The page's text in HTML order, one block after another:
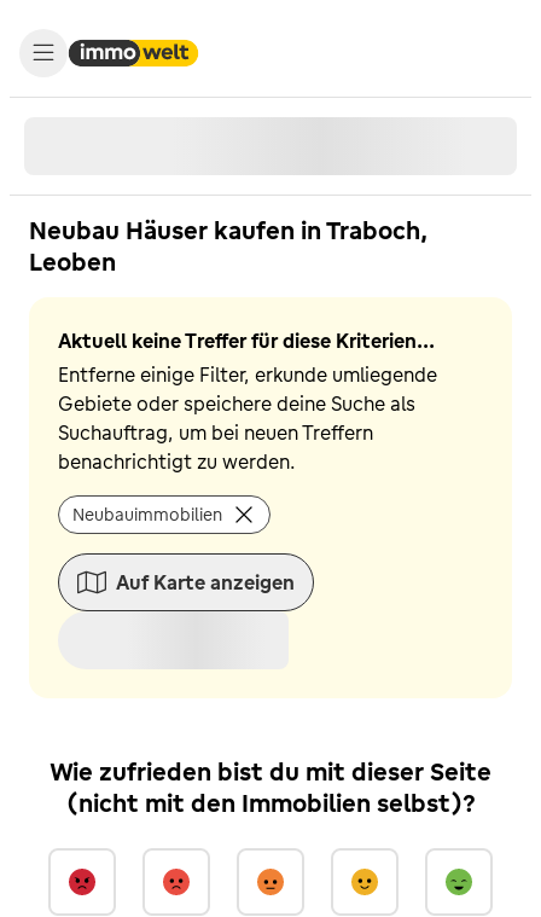
Neubau Häuser kaufen in Traboch,
Leoben
Aktuell keine Treffer für diese Kriterien...
Entferne einige Filter, erkunde umliegende
Gebiete oder speichere deine Suche als
Suchauftrag, um bei neuen Treffern
benachrichtigt zu werden.
Neubauimmobilien
Auf Karte anzeigen
Wie zufrieden bist du mit dieser Seite
(nicht mit den Immobilien selbst)?